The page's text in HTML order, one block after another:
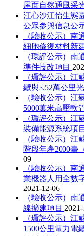
屋面自然通風采
江心沙江怡生態
公眾參與信息公
（驗收公示）南
細胞修復材料新
（環評公示）南
準件技改項目
（環評公示）江
纜與3.52萬公里
（驗收公示）江
5000萬米高壓軟
（環評公示）江
裝備能源系統項目
（驗收公示）江
階段年產2000臺
09
（驗收公示）南
業機器人用全數
2021-12-06
（驗收公示）南
線擴建項目
（環評公示）江
1500公里電力電